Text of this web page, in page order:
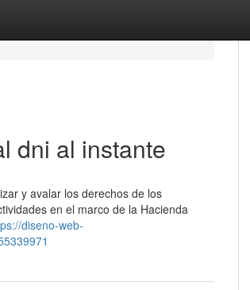
dni al instante
y avalar los derechos de los
en el marco de la Hacienda
diseno-web-